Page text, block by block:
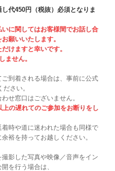
し代450円（税抜）必須となりま
に関してはお客様間でお話し合
願いいたします。
けますと幸いです。
ません。
ご到着される場合は、事前に公式
さい。
せ窓口はございません。
上の遅れてのご参加をお断りをし
時や道に迷われた場合も同様で
裕を持ってお越しください。
影した写真や映像／音声をイン
を行う場合は、